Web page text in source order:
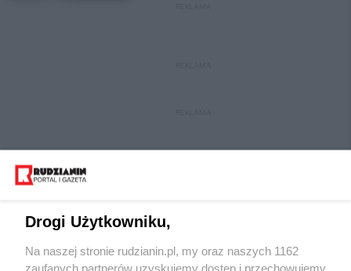
Wydawca mediów lokalnych
Drogi Użytkowniku,
Na naszej stronie rudzianin.pl, my oraz naszych 1162
zaufanych partnerów uzyskujemy dostęp i przechowujemy